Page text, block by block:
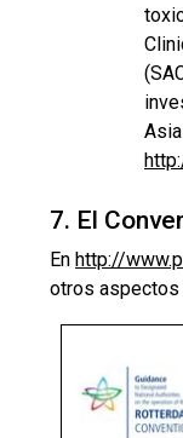
7. El
En http://
otros aspectos